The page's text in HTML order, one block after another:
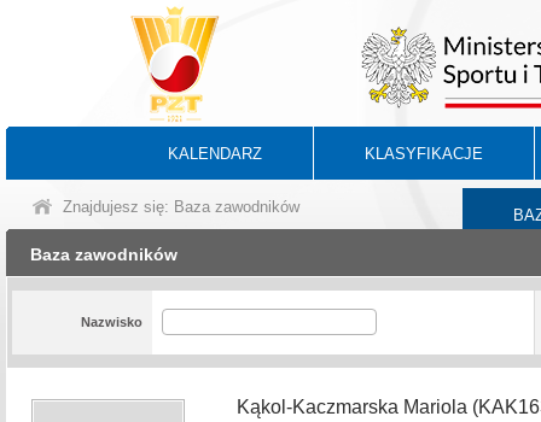
KALENDARZ KLASYFIKACJE
Znajdujesz się: Baza zawodników
Baza zawodników
Nazwisko
Kąkol-Kaczmarska Mariola